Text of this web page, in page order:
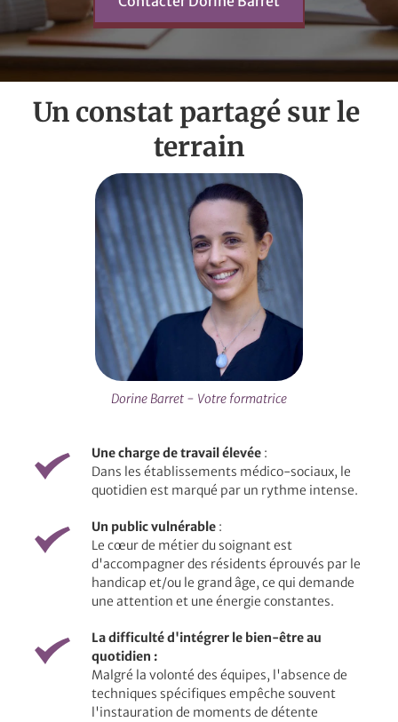
Un constat partagé sur le
terrain
Dorine Barret - Votre formatrice
Une charge de travail élevée :
Dans les établissements médico-sociaux, le
quotidien est marqué par un rythme intense.
Un public vulnérable :
Le cœur de métier du soignant est
d'accompagner des résidents éprouvés par le
handicap et/ou le grand âge, ce qui demande
une attention et une énergie constantes.
La difficulté d'intégrer le bien-être au
quotidien :﻿
Malgré la volonté des équipes, l'absence de
techniques spécifiques empêche souvent
l'instauration de moments de détente